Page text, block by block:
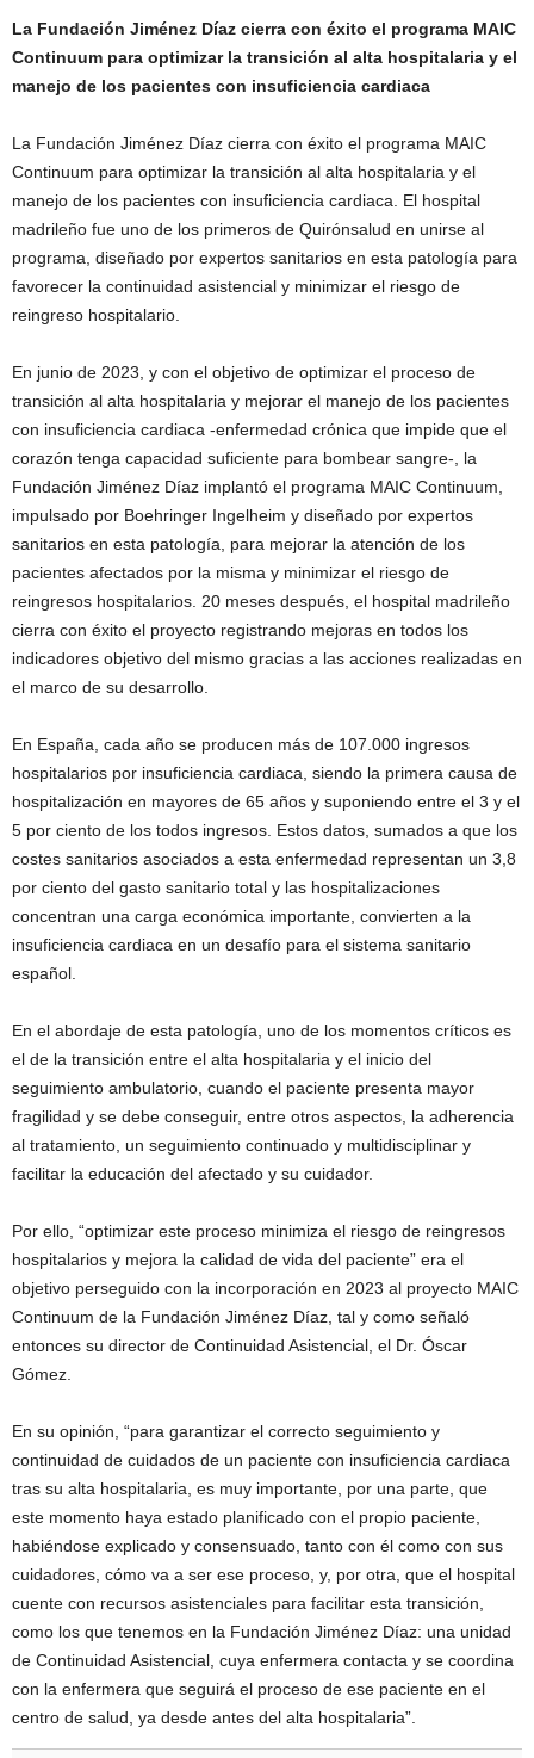
La Fundación Jiménez Díaz cierra con éxito el programa MAIC
Continuum para optimizar la transición al alta hospitalaria y el
manejo de los pacientes con insuficiencia cardiaca
La Fundación Jiménez Díaz cierra con éxito el programa MAIC
Continuum para optimizar la transición al alta hospitalaria y el
manejo de los pacientes con insuficiencia cardiaca. El hospital
madrileño fue uno de los primeros de Quirónsalud en unirse al
programa, diseñado por expertos sanitarios en esta patología para
favorecer la continuidad asistencial y minimizar el riesgo de
reingreso hospitalario.
En junio de 2023, y con el objetivo de optimizar el proceso de
transición al alta hospitalaria y mejorar el manejo de los pacientes
con insuficiencia cardiaca -enfermedad crónica que impide que el
corazón tenga capacidad suficiente para bombear sangre-, la
Fundación Jiménez Díaz implantó el programa MAIC Continuum,
impulsado por Boehringer Ingelheim y diseñado por expertos
sanitarios en esta patología, para mejorar la atención de los
pacientes afectados por la misma y minimizar el riesgo de
reingresos hospitalarios. 20 meses después, el hospital madrileño
cierra con éxito el proyecto registrando mejoras en todos los
indicadores objetivo del mismo gracias a las acciones realizadas en
el marco de su desarrollo.
En España, cada año se producen más de 107.000 ingresos
hospitalarios por insuficiencia cardiaca, siendo la primera causa de
hospitalización en mayores de 65 años y suponiendo entre el 3 y el
5 por ciento de los todos ingresos. Estos datos, sumados a que los
costes sanitarios asociados a esta enfermedad representan un 3,8
por ciento del gasto sanitario total y las hospitalizaciones
concentran una carga económica importante, convierten a la
insuficiencia cardiaca en un desafío para el sistema sanitario
español.
En el abordaje de esta patología, uno de los momentos críticos es
el de la transición entre el alta hospitalaria y el inicio del
seguimiento ambulatorio, cuando el paciente presenta mayor
fragilidad y se debe conseguir, entre otros aspectos, la adherencia
al tratamiento, un seguimiento continuado y multidisciplinar y
facilitar la educación del afectado y su cuidador.
Por ello, “optimizar este proceso minimiza el riesgo de reingresos
hospitalarios y mejora la calidad de vida del paciente” era el
objetivo perseguido con la incorporación en 2023 al proyecto MAIC
Continuum de la Fundación Jiménez Díaz, tal y como señaló
entonces su director de Continuidad Asistencial, el Dr. Óscar
Gómez.
En su opinión, “para garantizar el correcto seguimiento y
continuidad de cuidados de un paciente con insuficiencia cardiaca
tras su alta hospitalaria, es muy importante, por una parte, que
este momento haya estado planificado con el propio paciente,
habiéndose explicado y consensuado, tanto con él como con sus
cuidadores, cómo va a ser ese proceso, y, por otra, que el hospital
cuente con recursos asistenciales para facilitar esta transición,
como los que tenemos en la Fundación Jiménez Díaz: una unidad
de Continuidad Asistencial, cuya enfermera contacta y se coordina
con la enfermera que seguirá el proceso de ese paciente en el
centro de salud, ya desde antes del alta hospitalaria”.